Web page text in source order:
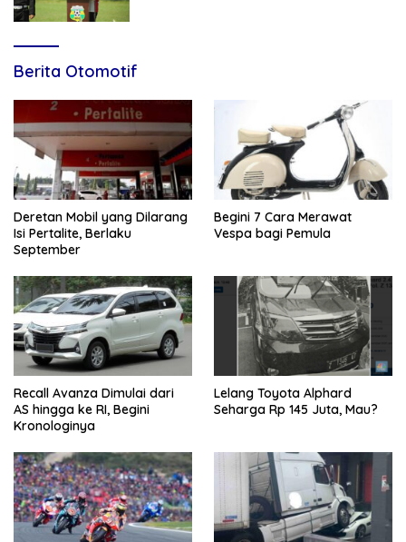
Berita Otomotif
Deretan Mobil yang Dilarang
Isi Pertalite, Berlaku
September
Begini 7 Cara Merawat
Vespa bagi Pemula
Recall Avanza Dimulai dari
AS hingga ke RI, Begini
Kronologinya
Lelang Toyota Alphard
Seharga Rp 145 Juta, Mau?